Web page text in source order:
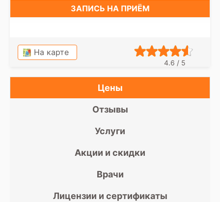
ЗАПИСЬ НА ПРИЁМ
На карте
4.6 / 5
Цены
Отзывы
Услуги
Акции и скидки
Врачи
Лицензии и сертификаты